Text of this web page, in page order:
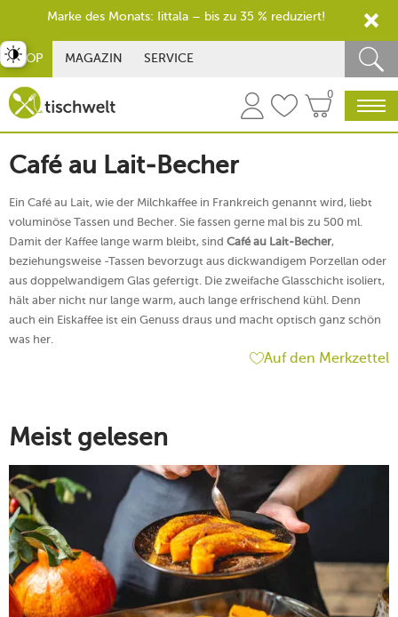
SHOP MAGAZIN SERVICE
0
Café au Lait-Becher
Ein Café au Lait, wie der Milchkaffee in Frankreich genannt wird, liebt
voluminöse Tassen und Becher. Sie fassen gerne mal bis zu 500 ml.
Damit der Kaffee lange warm bleibt, sind Café au Lait-Becher,
beziehungsweise -Tassen bevorzugt aus dickwandigem Porzellan oder
aus doppelwandigem Glas gefertigt. Die zweifache Glasschicht isoliert,
hält aber nicht nur lange warm, auch lange erfrischend kühl. Denn
auch ein Eiskaffee ist ein Genuss draus und macht optisch ganz schön
was her.
Auf den Merkzettel
Meist gelesen
umschalten
Marke des Monats: Iittala – bis zu 35 % reduziert!